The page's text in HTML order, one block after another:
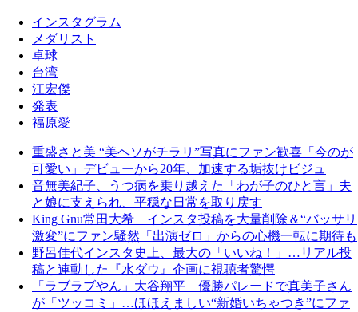
インスタグラム
メダリスト
卓球
台湾
江宏傑
発表
福原愛
重盛さと美 “美ヘソがチラリ”写真にファン歓喜「今のが
可愛い」デビューから20年、加速する垢抜けビジュ
音無美紀子、うつ病を乗り越えた「わが子のひと言」夫
と娘に支えられ、平穏な日常を取り戻す
King Gnu常田大希 インスタ投稿を大量削除＆“バッサリ
激変”にファン騒然「出演ゼロ」からの心機一転に期待も
野呂佳代インスタ史上、最大の「いいね！」…リアル投
稿と連動した『水ダウ』企画に視聴者驚愕
「ラブラブやん」大谷翔平 優勝パレードで真美子さん
が「ツッコミ」…ほほえましい“新婚いちゃつき”にファ